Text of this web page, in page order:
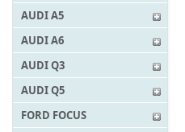
AUDI A5
AUDI A6
AUDI Q3
AUDI Q5
FORD FOCUS